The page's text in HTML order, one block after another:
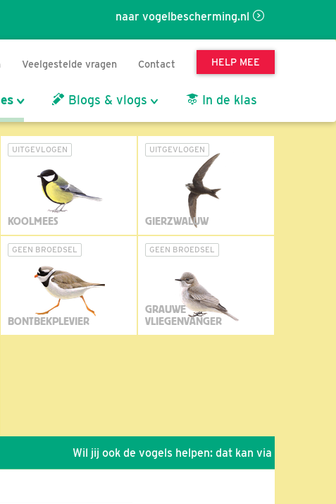
naar vogelbescherming.nl
Veelgestelde vragen Contact HELP MEE
Blogs & vlogs In de klas
UITGEVLOGEN
KOOLMEES
UITGEVLOGEN
GIERZWALUW
GEEN BROEDSEL
BONTBEKPLEVIER
GEEN BROEDSEL
GRAUWE
VLIEGENVANGER
Wil jij ook de vogels helpen: dat kan via de link!